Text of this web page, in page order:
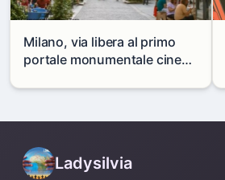
Milano, via libera al primo
portale monumentale cinese
Ladysilvia